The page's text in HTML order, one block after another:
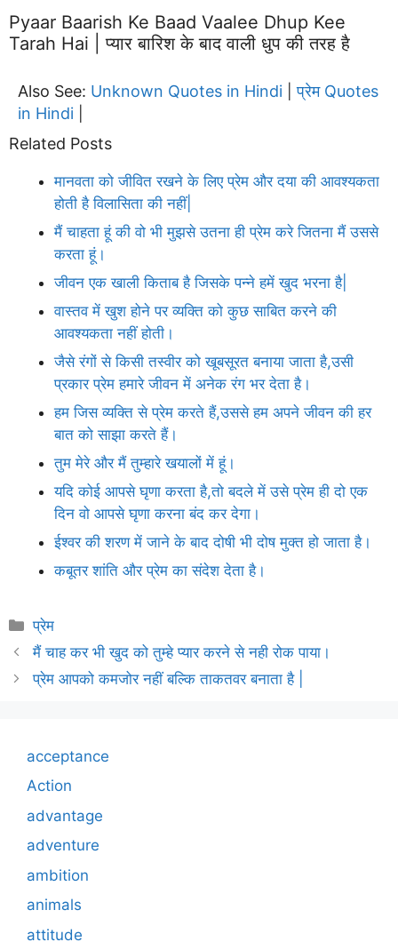
Pyaar Baarish Ke Baad Vaalee Dhup Kee
Tarah Hai | प्यार बारिश के बाद वाली धुप की तरह है
Also See: Unknown Quotes in Hindi |प्रेम Quotes
in Hindi
Related Posts
मानवता को जीवित रखने के लिए प्रेम और दया की आवश्यकता
होती है विलासिता की नहीं|
मैं चाहता हूं की वो भी मुझसे उतना ही प्रेम करे जितना मैं उससे
करता हूं।
जीवन एक खाली किताब है जिसके पन्ने हमें खुद भरना है|
वास्तव में खुश होने पर व्यक्ति को कुछ साबित करने की
आवश्यकता नहीं होती।
जैसे रंगों से किसी तस्वीर को खूबसूरत बनाया जाता है,उसी
प्रकार प्रेम हमारे जीवन में अनेक रंग भर देता है।
हम जिस व्यक्ति से प्रेम करते हैं,उससे हम अपने जीवन की हर
बात को साझा करते हैं।
तुम मेरे और मैं तुम्हारे खयालों में हूं।
यदि कोई आपसे घृणा करता है,तो बदले में उसे प्रेम ही दो एक
दिन वो आपसे घृणा करना बंद कर देगा।
ईश्वर की शरण में जाने के बाद दोषी भी दोष मुक्त हो जाता है।
कबूतर शांति और प्रेम का संदेश देता है।
Categories
प्रेम
मैं चाह कर भी खुद को तुम्हे प्यार करने से नही रोक पाया।
प्रेम आपको कमजोर नहीं बल्कि ताकतवर बनाता है |
acceptance
Action
advantage
adventure
ambition
animals
attitude